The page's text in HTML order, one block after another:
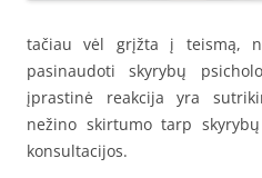
tačiau vėl grįžta į teismą,
pasinaudoti skyrybų
įprastinė reakcija yra
nežino skirtumo tarp
konsultacijos.